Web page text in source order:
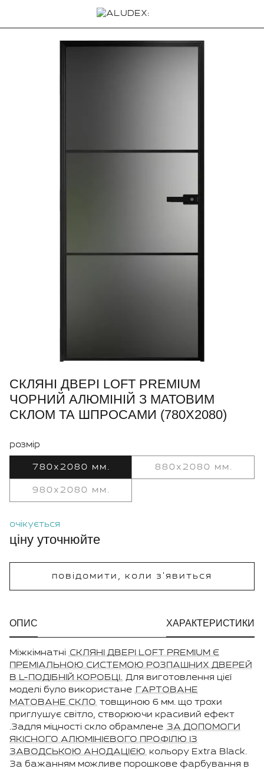
СКЛЯНІ ДВЕРІ LOFT PREMIUM
ЧОРНИЙ АЛЮМІНІЙ З МАТОВИМ
СКЛОМ ТА ШПРОСАМИ (780X2080)
розмір
780x2080 мм. 880x2080 мм.
980x2080 мм.
очікується
ціну уточнюйте
повідомити, коли з'явиться
ОПИС ХАРАКТЕРИСТИКИ
Міжкімнатні СКЛЯНІ ДВЕРІ LOFT PREMIUM Є
ПРЕМІАЛЬНОЮ СИСТЕМОЮ РОЗПАШНИХ ДВЕРЕЙ
В L-ПОДІБНІЙ КОРОБЦІ.
Для виготовлення цієї
моделі було використане ГАРТОВАНЕ
МАТОВАНЕ СКЛО товщиною 6 мм. що трохи
приглушує світло, створюючи красивий ефект
.Задля міцності скло обрамлене ЗА ДОПОМОГИ
ЯКІСНОГО АЛЮМІНІЄВОГО ПРОФІЛЮ ІЗ
ЗАВОДСЬКОЮ АНОДАЦІЄЮ кольору Extra Black.
За бажанням можливе порошкове фарбування в